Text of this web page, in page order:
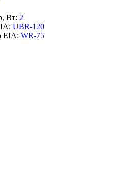
Вт: 2
: UBR-120
EIA: WR-75